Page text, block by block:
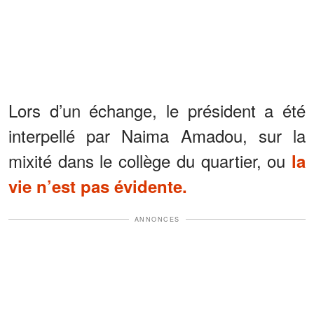
Lors d’un échange, le président a été
interpellé par Naima Amadou, sur la
mixité dans le collège du quartier, ou la
vie n’est pas évidente.
ANNONCES